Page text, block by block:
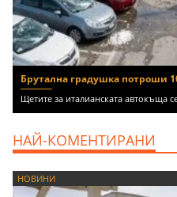
Брутална градушка потроши
Щетите за италианската автокъща
НАЙ-КОМЕНТИРАНИ
НОВИНИ